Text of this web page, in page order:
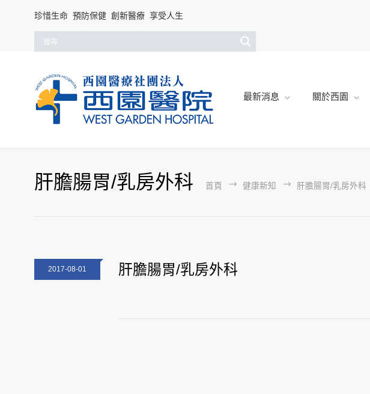
珍惜生命 預防保健 創新醫療 享受人生
最新消息 關於西園
肝膽腸胃/乳房外科 首頁 健康新知 肝膽腸胃/乳房外科
2017-08-01 肝膽腸胃/乳房外科